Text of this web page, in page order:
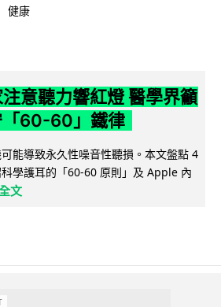
健康
意聽力響紅燈 醫學界籲
「60-60」鐵律
能導致永久性噪音性聽損。本文盤點 4
學護耳的「60-60 原則」及 Apple 內
文